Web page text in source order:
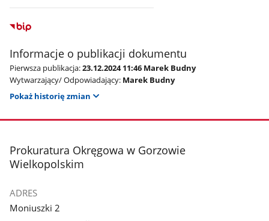
Informacje o publikacji dokumentu
Pierwsza publikacja:23.12.2024 11:46 Marek Budny
Wytwarzający/ Odpowiadający: Marek Budny
Pokaż historię zmian
stopka
Prokuratura Okręgowa w Gorzowie
Wielkopolskim
ADRES
Moniuszki 2